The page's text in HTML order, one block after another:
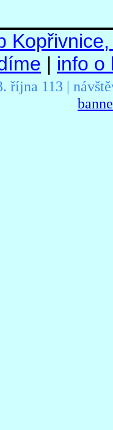
| info o
října 113 |